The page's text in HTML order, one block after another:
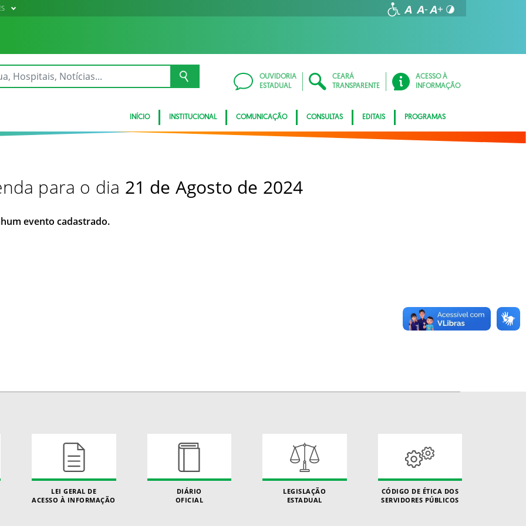
OUVIDORIA
ESTADUAL
CEARÁ
TRANSPARENTE
ACESSO À
INFORMAÇÃO
INÍCIO INSTITUCIONAL COMUNICAÇÃO CONSULTAS EDITAIS PROGRAMAS
para o dia 21 de Agosto de 2024
evento cadastrado.
LEI GERAL DE
ACESSO À INFORMAÇÃO
DIÁRIO
OFICIAL
LEGISLAÇÃO
ESTADUAL
CÓDIGO DE ÉTICA DOS
SERVIDORES PÚBLICOS